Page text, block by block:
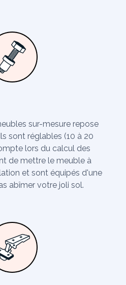
sur-mesure repose
sont réglables (10 à 20
lors du calcul des
de mettre le meuble à
et sont équipés d'une
abîmer votre joli sol.